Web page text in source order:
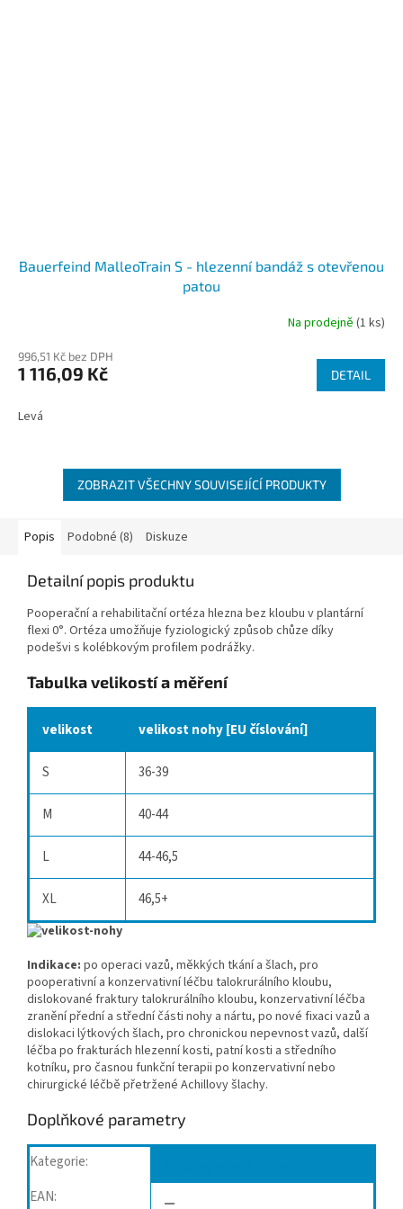
Bauerfeind MalleoTrain S - hlezenní bandáž s otevřenou
patou
Na prodejně (1 ks)
996,51 Kč bez DPH
1 116,09 Kč DETAIL
Levá
ZOBRAZIT VŠECHNY SOUVISEJÍCÍ PRODUKTY
Popis Podobné (8) Diskuze
Detailní popis produktu
Pooperační a rehabilitační ortéza hlezna bez kloubu v plantární
flexi 0°. Ortéza umožňuje fyziologický způsob chůze díky
podešvi s kolébkovým profilem podrážky.
Tabulka velikostí a měření
velikost velikost nohy [EU číslování]
S 36-39
M 40-44
L 44-46,5
XL 46,5+
Indikace: po operaci vazů, měkkých tkání a šlach, pro
pooperativní a konzervativní léčbu talokrurálního kloubu,
dislokované fraktury talokrurálního kloubu, konzervativní léčba
zranění přední a střední části nohy a nártu, po nové fixaci vazů a
dislokaci lýtkových šlach, pro chronickou nepevnost vazů, další
léčba po frakturách hlezenní kosti, patní kosti a středního
kotníku, pro časnou funkční terapii po konzervativní nebo
chirurgické léčbě přetržené Achillovy šlachy.
Doplňkové parametry
Kategorie:
EAN:
—